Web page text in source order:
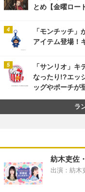
とめ【金曜ロー
「モンチッチ
アイテム登場！
「サンリオ」
なったり!?エッ
ッグやポーチが
ラ
紡木吏佐
出演：紡木